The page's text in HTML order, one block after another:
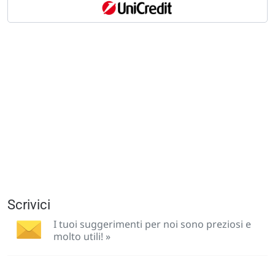
Scrivici
I tuoi suggerimenti per noi sono preziosi e
molto utili! »